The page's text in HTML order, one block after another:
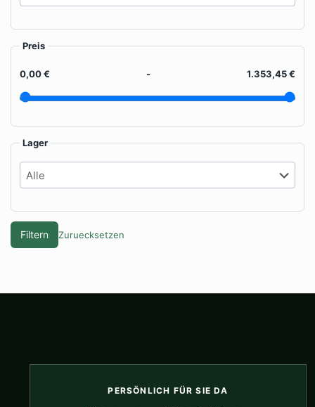
Preis
0,00 € - 1.353,45 €
Lager
Filtern Zuruecksetzen
PERSÖNLICH FÜR SIE DA